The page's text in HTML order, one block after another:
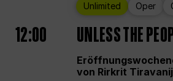
Unlimited Oper
12:00 UNLESS THE
von Rirkrit